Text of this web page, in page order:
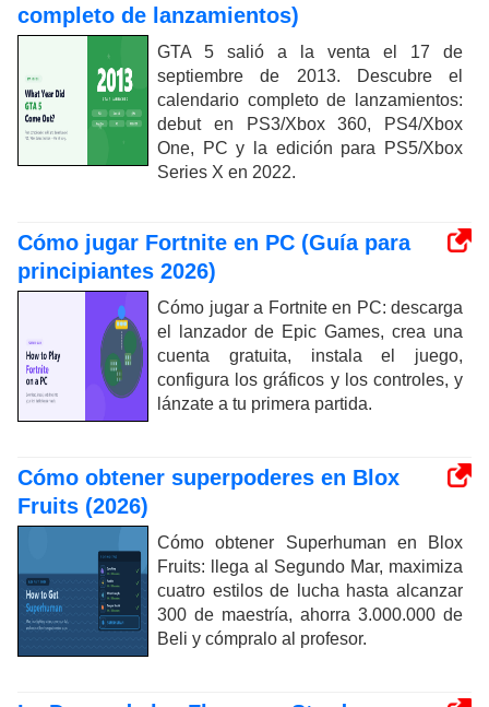
completo de lanzamientos)
GTA 5 salió a la venta el 17 de
septiembre de 2013. Descubre el
calendario completo de lanzamientos:
debut en PS3/Xbox 360, PS4/Xbox
One, PC y la edición para PS5/Xbox
Series X en 2022.
Cómo jugar Fortnite en PC (Guía para
principiantes 2026)
Cómo jugar a Fortnite en PC: descarga
el lanzador de Epic Games, crea una
cuenta gratuita, instala el juego,
configura los gráficos y los controles, y
lánzate a tu primera partida.
Cómo obtener superpoderes en Blox
Fruits (2026)
Cómo obtener Superhuman en Blox
Fruits: llega al Segundo Mar, maximiza
cuatro estilos de lucha hasta alcanzar
300 de maestría, ahorra 3.000.000 de
Beli y cómpralo al profesor.